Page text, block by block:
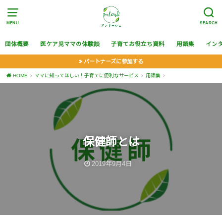
MENU SEARCH
団体概要 医ケア児ママの体験談 子育てお役立ち資料 用語集 イン
パートナーズに参加する
HOME ママに知ってほしい！子育てに便利なサービス 用語集
保健師とは
2019年9月4日